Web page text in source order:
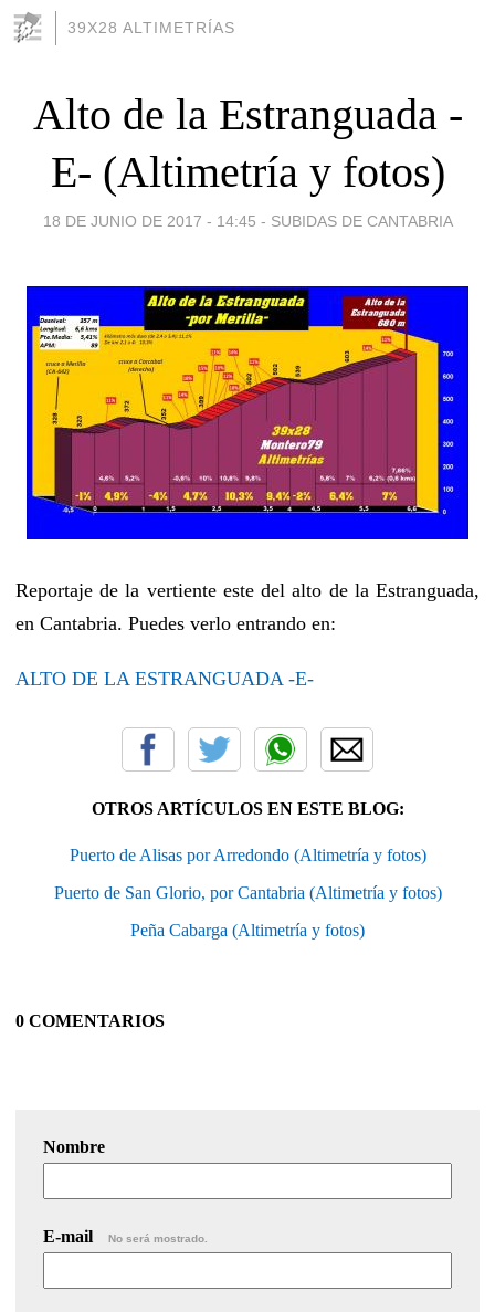
39X28 ALTIMETRÍAS
Alto de la Estranguada -
E- (Altimetría y fotos)
18 DE JUNIO DE 2017 - 14:45 - SUBIDAS DE CANTABRIA
Reportaje de la vertiente este del alto de la Estranguada,
en Cantabria. Puedes verlo entrando en:
ALTO DE LA ESTRANGUADA -E-
OTROS ARTÍCULOS EN ESTE BLOG:
Puerto de Alisas por Arredondo (Altimetría y fotos)
Puerto de San Glorio, por Cantabria (Altimetría y fotos)
Peña Cabarga (Altimetría y fotos)
0 COMENTARIOS
Nombre
E-mail No será mostrado.